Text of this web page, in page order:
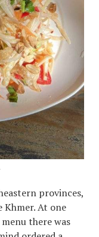
provinces,
Khmer. At one
there was